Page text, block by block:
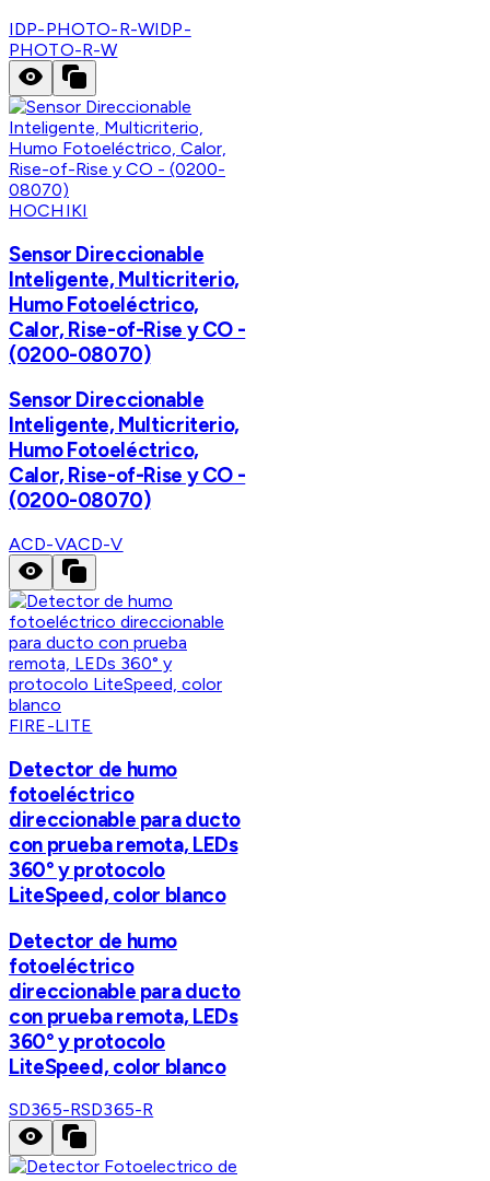
IDP-PHOTO-R-WIDP-
PHOTO-R-W
HOCHIKI
Sensor Direccionable
Inteligente, Multicriterio,
Humo Fotoeléctrico,
Calor, Rise-of-Rise y CO -
(0200-08070)
Sensor Direccionable
Inteligente, Multicriterio,
Humo Fotoeléctrico,
Calor, Rise-of-Rise y CO -
(0200-08070)
ACD-VACD-V
FIRE-LITE
Detector de humo
fotoeléctrico
direccionable para ducto
con prueba remota, LEDs
360° y protocolo
LiteSpeed, color blanco
Detector de humo
fotoeléctrico
direccionable para ducto
con prueba remota, LEDs
360° y protocolo
LiteSpeed, color blanco
SD365-RSD365-R